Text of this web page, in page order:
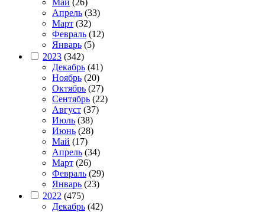
Апрель (33)
Март (32)
Февраль (12)
Январь (5)
2023 (342)
Декабрь (41)
Ноябрь (20)
Октябрь (27)
Сентябрь (22)
Август (37)
Июль (38)
Июнь (28)
Май (17)
Апрель (34)
Март (26)
Февраль (29)
Январь (23)
2022 (475)
Декабрь (42)